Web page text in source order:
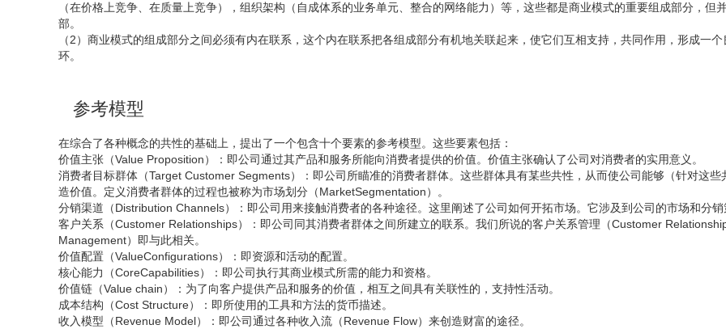
（在价格上竞争、在质量上竞争），组织架构（自成体系的业务单元、整合的网络能力）等，这些都是商业模式的重要组成部分，但
部。
（2）商业模式的组成部分之间必须有内在联系，这个内在联系把各组成部分有机地关联起来，使它们互相支持，共同作用，形成一
环。
参考模型
在综合了各种概念的共性的基础上，提出了一个包含十个要素的参考模型。这些要素包括：
价值主张（Value Proposition）：即公司通过其产品和服务所能向消费者提供的价值。价值主张确认了公司对消费者的实用意义。
消费者目标群体（Target Customer Segments）：即公司所瞄准的消费者群体。这些群体具有某些共性，从而使公司能够（针对这些
造价值。定义消费者群体的过程也被称为市场划分（MarketSegmentation）。
分销渠道（Distribution Channels）：即公司用来接触消费者的各种途径。这里阐述了公司如何开拓市场。它涉及到公司的市场和分销
客户关系（Customer Relationships）：即公司同其消费者群体之间所建立的联系。我们所说的客户关系管理（Customer
Management）即与此相关。
价值配置（ValueConfigurations）：即资源和活动的配置。
核心能力（CoreCapabilities）：即公司执行其商业模式所需的能力和资格。
价值链（Value chain）：为了向客户提供产品和服务的价值，相互之间具有关联性的，支持性活动。
成本结构（Cost Structure）：即所使用的工具和方法的货币描述。
收入模型（Revenue Model）：即公司通过各种收入流（Revenue Flow）来创造财富的途径。